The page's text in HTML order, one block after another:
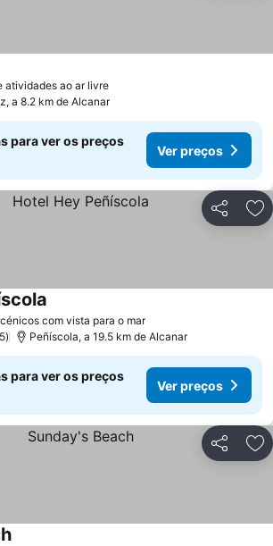
atividades ao ar livre
a 8.2 km de Alcanar
para ver os preços
Ver preços
Partilhar
com vista para o mar
Peñíscola, a 19.5 km de Alcanar
para ver os preços
Ver preços
Partilhar